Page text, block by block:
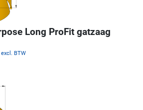
Long ProFit gatzaag
excl. BTW